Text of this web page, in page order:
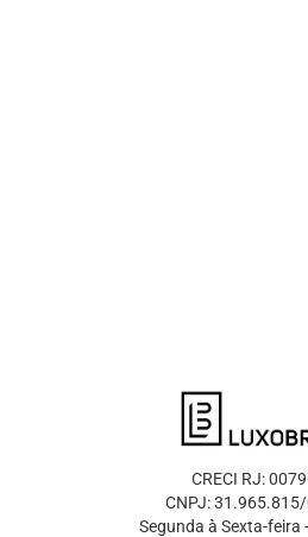
CRECI RJ:
CNPJ:
Segunda à Sexta-feira